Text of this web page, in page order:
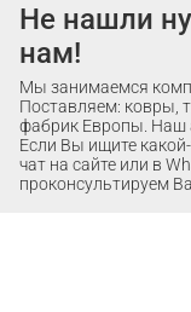
Не нашли
нам!
Мы занимаемся
Поставляем: ковры,
фабрик Европы. Наш
Если Вы ищите
чат на сайте или в
проконсультируем